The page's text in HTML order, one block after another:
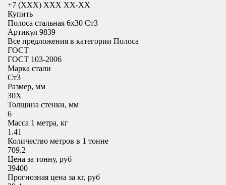
+7 (XXX) ХХХ ХХ-ХХ
Купить
Полоса стальная 6х30 Ст3
Артикул 9839
Все предложения в категории Полоса
ГОСТ
ГОСТ 103-2006
Марка стали
Ст3
Размер, мм
30X
Толщина стенки, мм
6
Масса 1 метра, кг
1.41
Количество метров в 1 тонне
709.2
Цена за тонну, руб
39400
Прогнозная цена за кг, руб